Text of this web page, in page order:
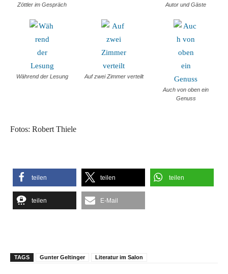
Zöttler im Gespräch
Autor und Gäste
Während der Lesung Auf zwei Zimmer verteilt
Auch von oben ein
Genuss
Fotos: Robert Thiele
teilen teilen teilen
teilen E-Mail
TAGS Gunter Geltinger Literatur im Salon